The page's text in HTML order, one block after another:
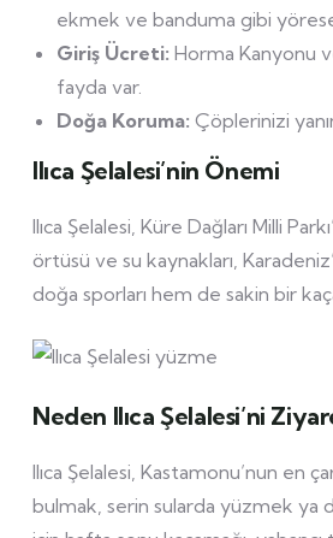
ekmek ve banduma gibi
Giriş Ücreti: Horma Kanyonu
fayda var.
Doğa Koruma: Çöplerinizi
Ilıca Şelalesi’nin Önemi
Ilıca Şelalesi, Küre Dağları Milli
örtüsü ve su kaynakları,
doğa sporları hem de sakin bir
Neden Ilıca Şelalesi’ni
Ilıca Şelalesi, Kastamonu’nun en
bulmak, serin sularda yüzmek ya